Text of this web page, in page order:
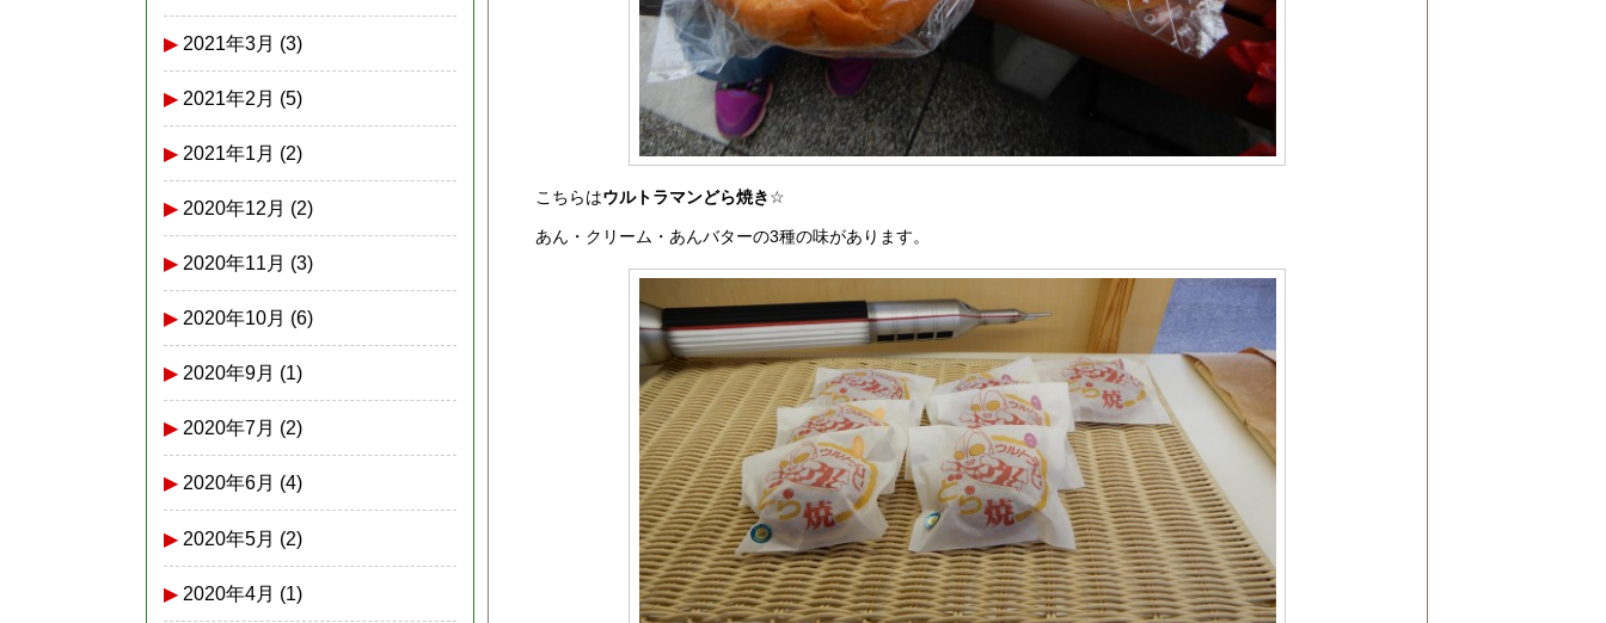
2021年3月 (3)
2021年2月 (5)
2021年1月 (2)
2020年12月 (2)
2020年11月 (3)
2020年10月 (6)
2020年9月 (1)
2020年7月 (2)
2020年6月 (4)
2020年5月 (2)
2020年4月 (1)
こちらはウルトラマンどら焼き☆
あん・クリーム・あんバターの3種の味があります。